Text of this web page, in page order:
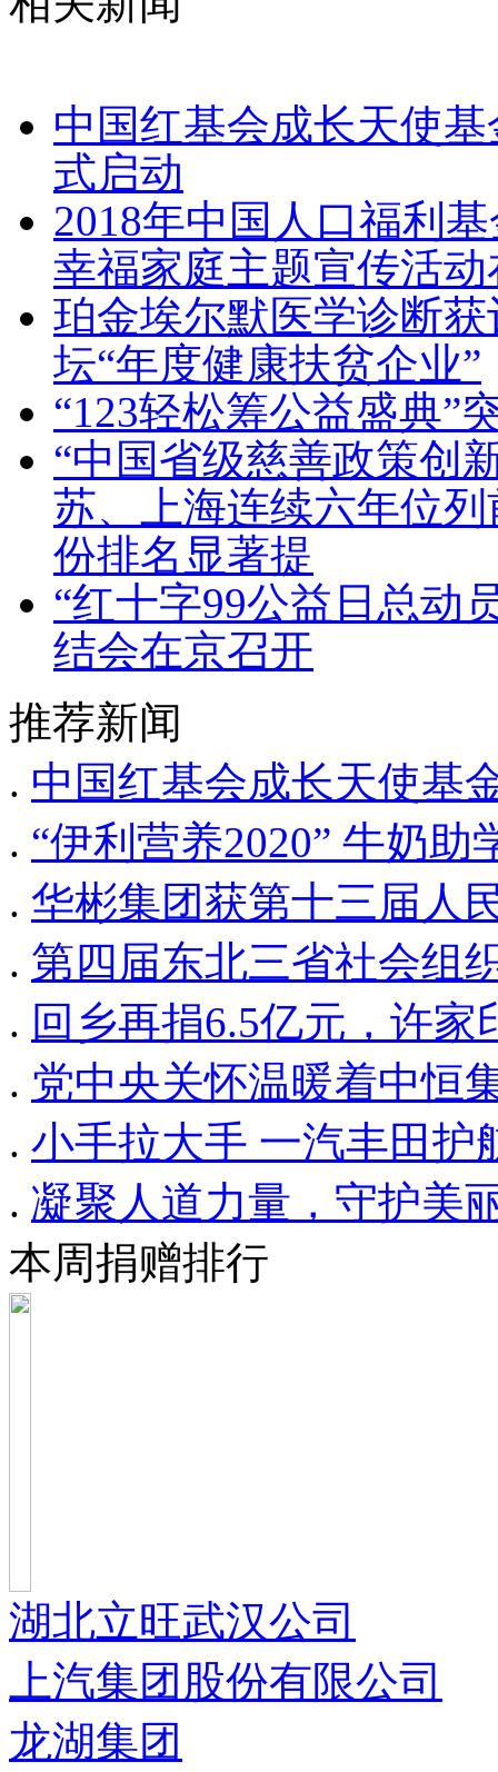
中国红基会成长天使
式启动
2018年中国人口福利
幸福家庭主题宣传活
珀金埃尔默医学诊断
坛“年度健康扶贫企业”
“123轻松筹公益盛典”
“中国省级慈善政策创
苏、上海连续六年位
份排名显著提
“红十字99公益日总动
结会在京召开
推荐新闻
. 中国红基会成长天使基
. “伊利营养2020” 牛奶
. 华彬集团获第十三届
. 第四届东北三省社会组
. 回乡再捐6.5亿元，许
. 党中央关怀温暖着中恒
. 小手拉大手 一汽丰田护
. 凝聚人道力量，守护美
本周捐赠排行
湖北立旺武汉公司
上汽集团股份有限公司
龙湖集团